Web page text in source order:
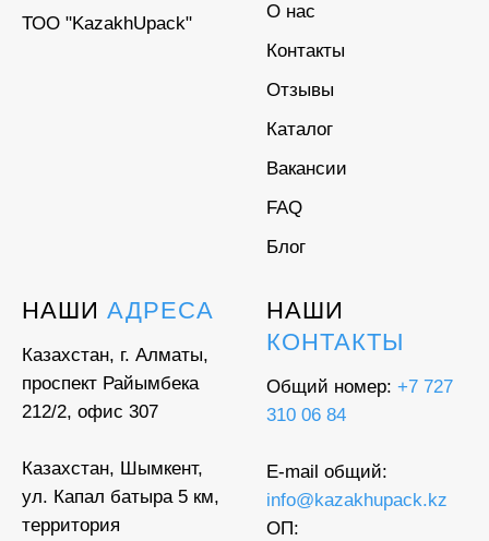
ТОО "KazakhUpack"
О нас
Контакты
Отзывы
Каталог
Вакансии
FAQ
Блог
НАШИ АДРЕСА
Казахстан, г. Алматы,
проспект Райымбека
212/2, офис 307
Казахстан, Шымкент,
ул. Капал батыра 5 км,
территория
НАШИ
КОНТАКТЫ
Общий номер: +7 727
310 06 84
E-mail общий:
info@kazakhupack.kz
ОП: